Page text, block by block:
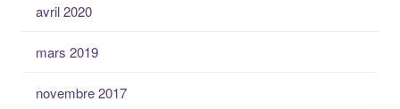
avril 2020
mars 2019
novembre 2017